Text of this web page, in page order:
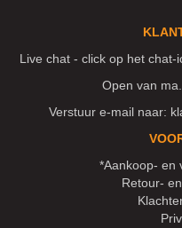
Live chat - click op het chat-
Open van
Verstuur e-mail naar:
*Aankoop- en
Retour-